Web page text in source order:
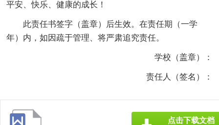
平安、快乐、健康的成长！
此责任书签字（盖章）后生效。在责任期（一学
年）内，如因疏于管理、将严肃追究责任。
学校（盖章）：
责任人（签名）：
点击下载文档